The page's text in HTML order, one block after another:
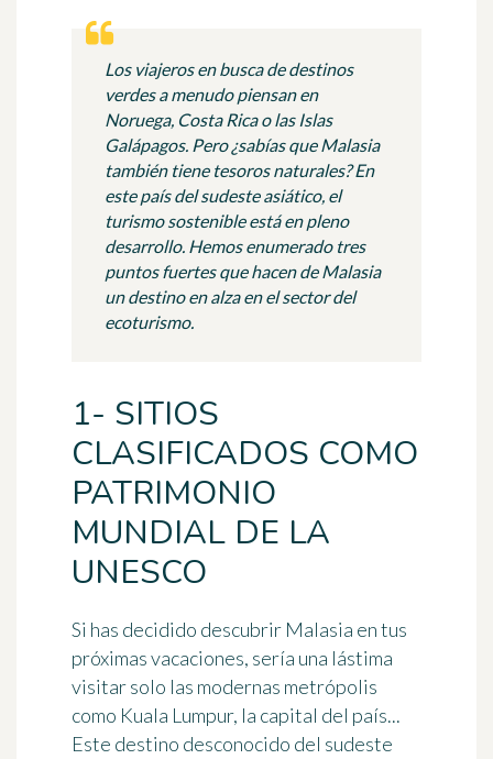
Los viajeros en busca de destinos
verdes a menudo piensan en
Noruega, Costa Rica o las Islas
Galápagos. Pero ¿sabías que Malasia
también tiene tesoros naturales? En
este país del sudeste asiático, el
turismo sostenible está en pleno
desarrollo. Hemos enumerado tres
puntos fuertes que hacen de Malasia
un destino en alza en el sector del
ecoturismo.
1- SITIOS
CLASIFICADOS COMO
PATRIMONIO
MUNDIAL DE LA
UNESCO
Si has decidido descubrir Malasia en tus
próximas vacaciones, sería una lástima
visitar solo las modernas metrópolis
como Kuala Lumpur, la capital del país...
Este destino desconocido del sudeste